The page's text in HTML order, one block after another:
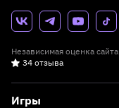
Независимая оценка сайта
34 отзыва
Игры